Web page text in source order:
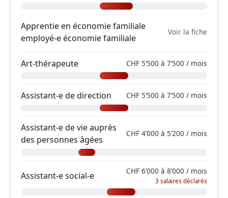
Apprentie en économie familiale
employé-e économie familiale
Voir la fiche
Art-thérapeute CHF 5’500 à 7’500 / mois
Assistant-e de direction CHF 5’500 à 7’500 / mois
Assistant-e de vie auprès
des personnes âgées
CHF 4’000 à 5’200 / mois
Assistant-e social-e CHF 6’000 à 8’000 / mois
3 salaires déclarés